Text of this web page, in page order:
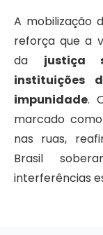
A mobilização
reforça que a
da justiça
instituições
impunidade.
marcado
nas ruas,
Brasil
interferências